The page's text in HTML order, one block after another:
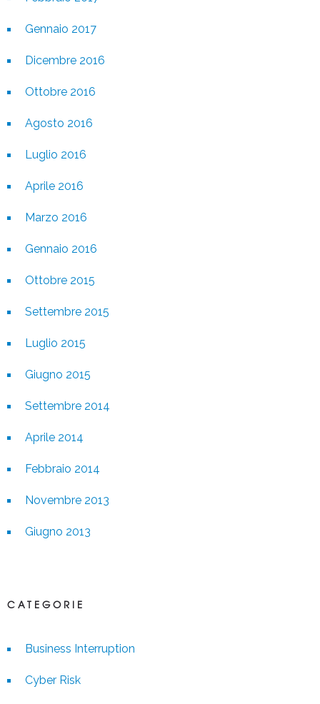
Gennaio 2017
Dicembre 2016
Ottobre 2016
Agosto 2016
Luglio 2016
Aprile 2016
Marzo 2016
Gennaio 2016
Ottobre 2015
Settembre 2015
Luglio 2015
Giugno 2015
Settembre 2014
Aprile 2014
Febbraio 2014
Novembre 2013
Giugno 2013
CATEGORIE
Business Interruption
Cyber Risk